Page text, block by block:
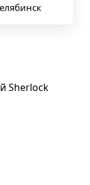
Sherlock